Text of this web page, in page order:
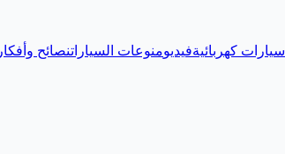
سيارات كهربائيةفيديومنوعات السياراتنصائح وأفكار